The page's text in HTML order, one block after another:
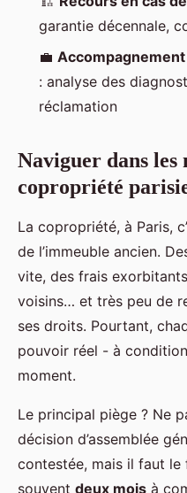
garantie décennale,
💼
: analyse des
réclamation
Naviguer dans les
copropriété
La copropriété, à Paris,
de l’immeuble ancien.
vite, des frais
voisins… et très peu de
ses droits. Pourtant,
pouvoir réel - à
moment.
Le principal piège ? Ne
décision d’assemblée
contestée, mais il faut
souvent deux mois à